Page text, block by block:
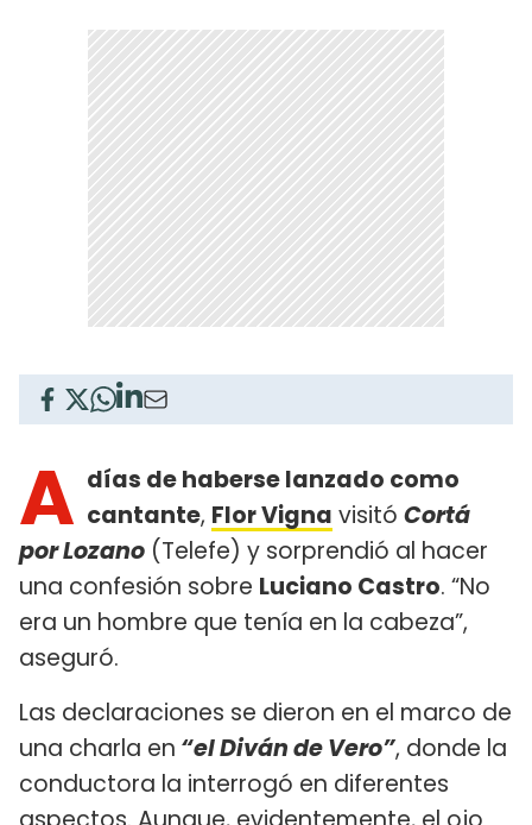
A días de haberse lanzado como
cantante, Flor Vigna visitó Cortá
por Lozano (Telefe) y sorprendió al hacer
una confesión sobre Luciano Castro. “No
era un hombre que tenía en la cabeza”,
aseguró.
Las declaraciones se dieron en el marco de
una charla en “el Diván de Vero”, donde la
conductora la interrogó en diferentes